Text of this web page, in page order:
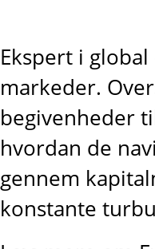
Ekspert i
markeder.
begivenheder
hvordan de
gennem
konstante